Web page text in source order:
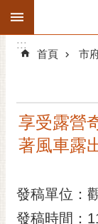
跳到主要內容區塊
搜
階
精彩府城
市府團隊
:::
:::
首頁 市
享受露營
著風車露
發稿單位：
發稿時間：